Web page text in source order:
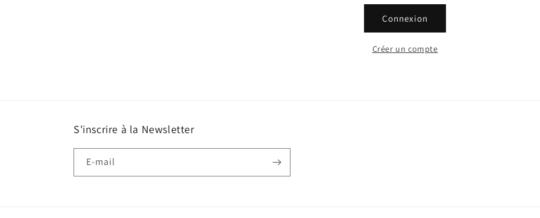
Connexion
Créer un compte
S'inscrire à la Newsletter
E-mail